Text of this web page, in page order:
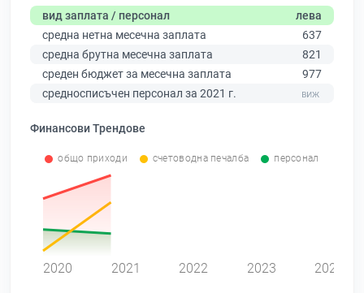
вид заплата / персонал
лева
средна нетна месечна заплата
637
средна брутна месечна заплата
821
среден бюджет за месечна заплата
977
средносписъчен персонал за 2021 г.
Финансови Трендове
общо приходи счетоводна печалба персонал
2020 2021 2022 2023 2024